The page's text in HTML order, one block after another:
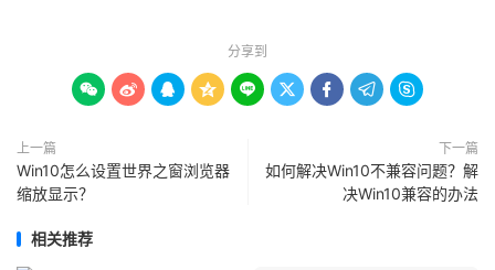
分享到
        
上一篇
Win10怎么设置世界之窗浏览器
缩放显示？
下一篇
如何解决Win10不兼容问题？解
决Win10兼容的办法
相关推荐